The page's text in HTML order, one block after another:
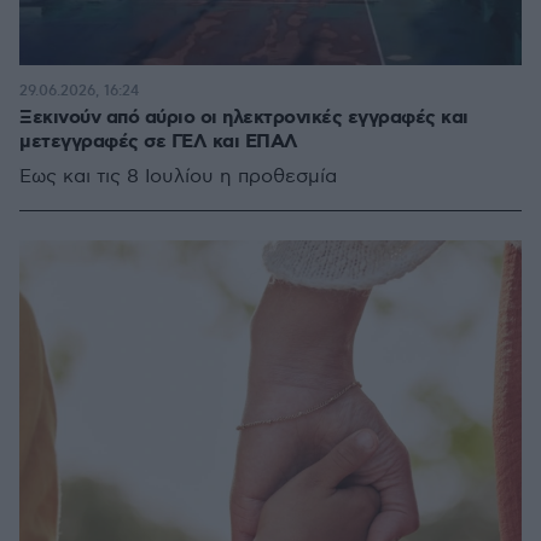
Ξεκινούν από αύριο οι ηλεκτρονικές εγγραφές και
μετεγγραφές σε ΓΕΛ και ΕΠΑΛ
Έως και τις 8 Ιουλίου η προθεσμία
29.06.2026, 16:24